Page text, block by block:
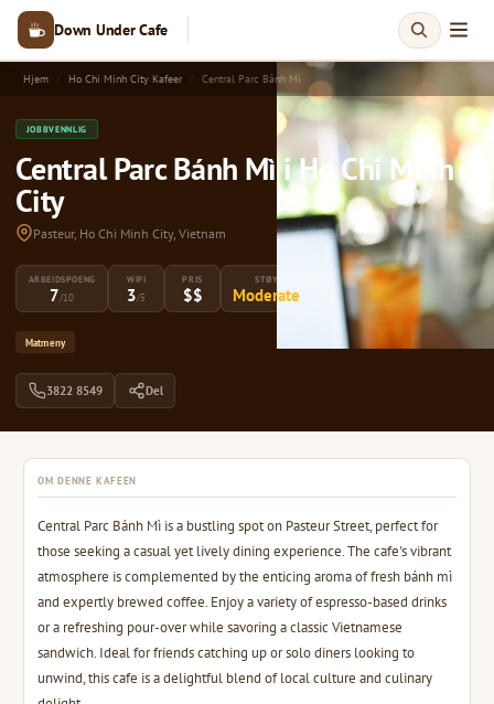
Down Under Cafe
Hjem Ho Chi Minh City Kafeer Central Parc Bánh Mì
JOBBVENNLIG
Central Parc Bánh Mì i Ho Chi Minh
City
Pasteur, Ho Chi Minh City, Vietnam
ARBEIDSPOENG
7/10
WIFI
3/5
PRIS
$$
STØY
Moderate
Matmeny
3822 8549 Del
OM DENNE KAFEEN
Central Parc Bánh Mì is a bustling spot on Pasteur Street, perfect for
those seeking a casual yet lively dining experience. The cafe's vibrant
atmosphere is complemented by the enticing aroma of fresh bánh mì
and expertly brewed coffee. Enjoy a variety of espresso-based drinks
or a refreshing pour-over while savoring a classic Vietnamese
sandwich. Ideal for friends catching up or solo diners looking to
unwind, this cafe is a delightful blend of local culture and culinary